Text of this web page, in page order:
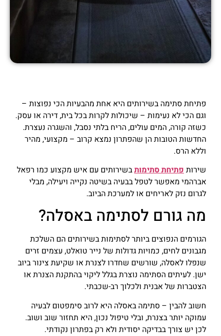
פתיחת סתימה בשירותים היא אחת מהבעיות הכי נפוצות –
וגם הכי לא נעימות – שיכולות לקרות בכל בית, דירה או עסק.
כשזה קורה, המים עולים, הריח בלתי נסבל, והשגרה נעצרת.
החדשות הטובות הן שהפתרון נמצא קרוב – מקצועי, מהיר
וללא הרס.
שירותפתיחת סתימותבשירותים עם איש מקצוע כמו רפאל
אברהמי מאפשר לטפל בבעיה בשיטה נקייה ויעילה, מבלי
לגרום נזק לאריחים או למערכת הביוב.
מה גורם לסתימה באסלה?
הגורמים הנפוצים ביותר לסתימות בשירותים הם השלכת
מגבונים לחים, כמויות גדולות של נייר טואלט, עצמים זרים
שנפלו לאסלה, שורשים שחדרו לצנרת או שקיעת צינור ביוב
ישן. לעיתים הסתימה נוצרת בגלל ליקוי בהתקנת הצנרת או
הצטברות של אבנית ולכלוך רב-שכבתי.
חשוב להבין – סתימה באסלה היא לרוב סימפטום לבעיה
עמוקה יותר בצנרת, ובלי טיפול נכון, היא תחזור שוב ושוב.
לכן יש צורך בבדיקה יסודית ולא רק בפתרון נקודתי.